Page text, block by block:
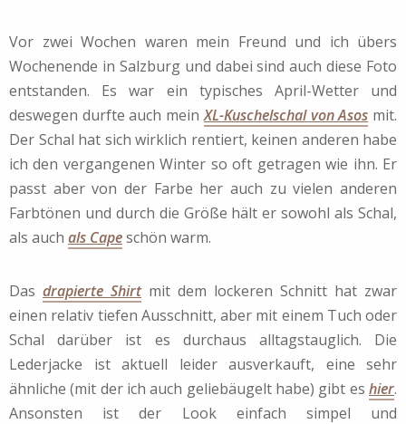
Vor zwei Wochen waren mein Freund und ich übers
Wochenende in Salzburg und dabei sind auch diese Foto
entstanden. Es war ein typisches April-Wetter und
deswegen durfte auch meinXL-Kuschelschal von Asos mit.
Der Schal hat sich wirklich rentiert, keinen anderen habe
ich den vergangenen Winter so oft getragen wie ihn. Er
passt aber von der Farbe her auch zu vielen anderen
Farbtönen und durch die Größe hält er sowohl als Schal,
als auch als Capeschön warm.
Das drapierte Shirtmit dem lockeren Schnitt hat zwar
einen relativ tiefen Ausschnitt, aber mit einem Tuch oder
Schal darüber ist es durchaus alltagstauglich. Die
Lederjacke ist aktuell leider ausverkauft, eine sehr
ähnliche (mit der ich auch geliebäugelt habe) gibt es hier.
Ansonsten ist der Look einfach simpel und